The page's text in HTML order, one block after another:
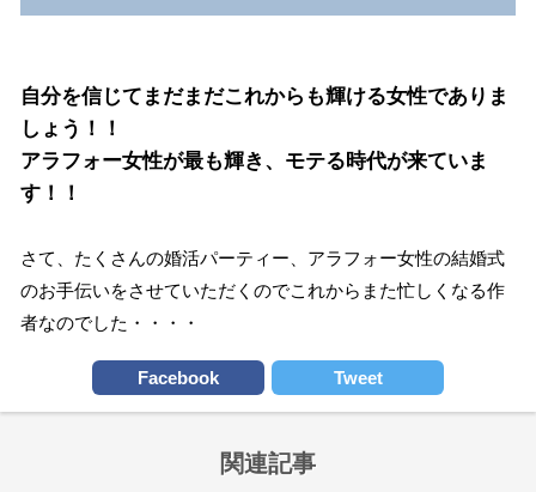
自分を信じてまだまだこれからも輝ける女性でありま
しょう！！
アラフォー女性が最も輝き、モテる時代が来ていま
す！！
さて、たくさんの婚活パーティー、アラフォー女性の結婚式
のお手伝いをさせていただくのでこれからまた忙しくなる作
者なのでした・・・・
Facebook Tweet
関連記事